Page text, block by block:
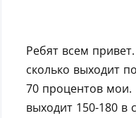
Ребят всем
сколько выходит
70 процентов мои.
выходит 150-180 в